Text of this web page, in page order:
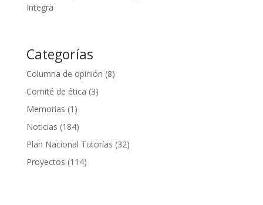
Integra
Categorías
Columna de opinión (8)
Comité de ética (3)
Memorias (1)
Noticias (184)
Plan Nacional Tutorías (32)
Proyectos (114)